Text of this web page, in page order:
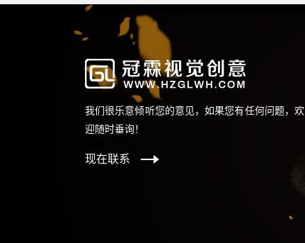
我们很乐意倾听您的意见，如果您有任何问题，欢
迎随时垂询！
现在联系